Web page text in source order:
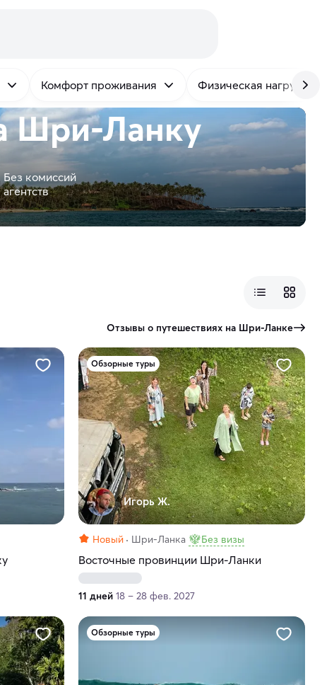
Комфорт проживания Физическая нагрузка
Шри-Ланку
Без комиссий
агентств
Отзывы о путешествиях на Шри-Ланке
Обзорные туры
Игорь Ж.
Новый Шри-Ланка Без визы
Восточные провинции Шри-Ланки
11 дней 18 – 28 фев. 2027
Обзорные туры